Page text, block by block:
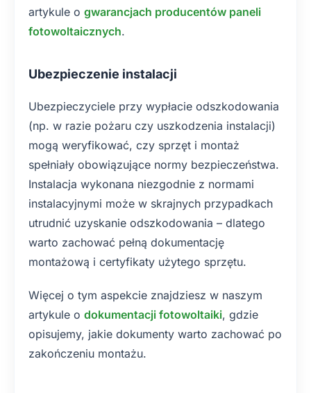
artykule o gwarancjach producentów paneli
fotowoltaicznych.
Ubezpieczenie instalacji
Ubezpieczyciele przy wypłacie odszkodowania
(np. w razie pożaru czy uszkodzenia instalacji)
mogą weryfikować, czy sprzęt i montaż
spełniały obowiązujące normy bezpieczeństwa.
Instalacja wykonana niezgodnie z normami
instalacyjnymi może w skrajnych przypadkach
utrudnić uzyskanie odszkodowania – dlatego
warto zachować pełną dokumentację
montażową i certyfikaty użytego sprzętu.
Więcej o tym aspekcie znajdziesz w naszym
artykule o dokumentacji fotowoltaiki, gdzie
opisujemy, jakie dokumenty warto zachować po
zakończeniu montażu.